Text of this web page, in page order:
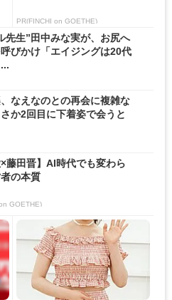
PR(FINCHI on GOETHE)
先生”田中みな実が、お尻へ
びかけ「エイジングは20代
なえなのとの再会に複雑な
か2回目に下着姿で会うと
×藤田晋】AI時代でも変わら
の本質
GOETHE)